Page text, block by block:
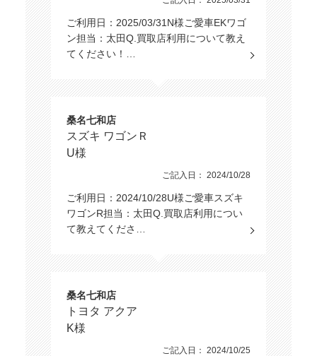
ご利用日：2025/03/31N様ご愛車EKワゴ
ン担当：太田Q.買取店利用について教え
てください！…
桑名七和店
スズキ ワゴンＲ
U様
ご記入日： 2024/10/28
ご利用日：2024/10/28U様ご愛車スズキ
ワゴンR担当：太田Q.買取店利用につい
て教えてくださ…
桑名七和店
トヨタ アクア
K様
ご記入日： 2024/10/25